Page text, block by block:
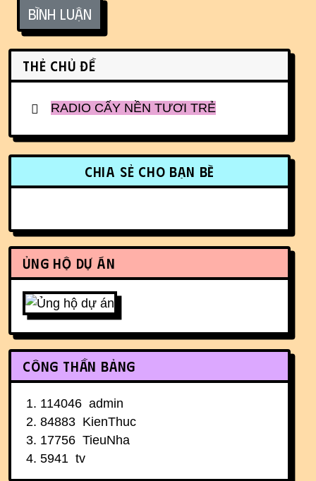
Bình luận
Related content
Thẻ chủ đề
RADIO CẤY NỀN TƯƠI TRẺ
More content and functionality
Chia sẻ cho bạn bè
Ủng hộ dự án
Công thần bảng
114046 admin
84883 KienThuc
17756 TieuNha
5941 tv